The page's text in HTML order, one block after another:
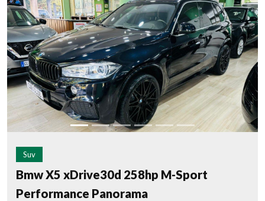
Suv
Bmw X5 xDrive30d 258hp M-Sport
Performance Panorama